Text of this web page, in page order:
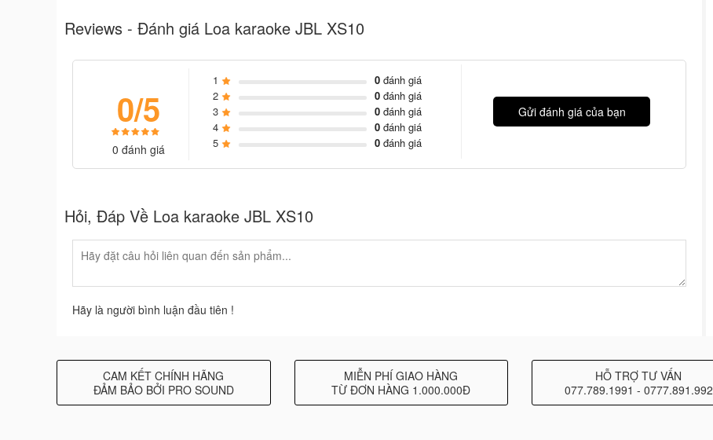
Kết nối: Loa JBL XS10 thường được trang bị các đầu cắm và kết nối phổ biến như Jack 6.35mm, Jack 3.5mm
hoặc các cổng loa chuyên dụng. Điều này cho phép bạn dễ dàng kết nối loa với các nguồn âm nhạc như máy
tính, điện thoại di động, máy nghe nhạc, hoặc hệ thống karaoke.
Các tính năng khác: Một số phiên bản loa JBL XS10 có thêm các tính năng nâng cao cổng USB để phát nhạc
từ ổ cứng, hỗ trợ đọc thẻ nhớ, hoặc tích hợp bộ điều khiển từ xa.
Chú ý rằng từng phiên bản loa cao cấp JBL XS10 có thể có sự khác biệt về cấu tạo và thông số kỹ thuật, do đó
sản xuất để biết thêm thông tin mới nhất.
Reviews - Đánh giá Loa karaoke JBL XS10
0/5
0 đánh giá
1 0đánh giá
2
0đánh giá
3
0đánh giá
4
0đánh giá
5
0đánh giá
Gửi đánh giá của bạn
Hỏi, Đáp Về Loa karaoke JBL XS10
Hãy là người bình luận đầu tiên !
CAM KẾT CHÍNH HÃNG
ĐẢM BẢO BỞI PRO SOUND
MIỄN PHÍ GIAO HÀNG
TỪ ĐƠN HÀNG 1.000.000Đ
HỖ TRỢ TƯ VẤN
077.789.1991 - 0777.891.992